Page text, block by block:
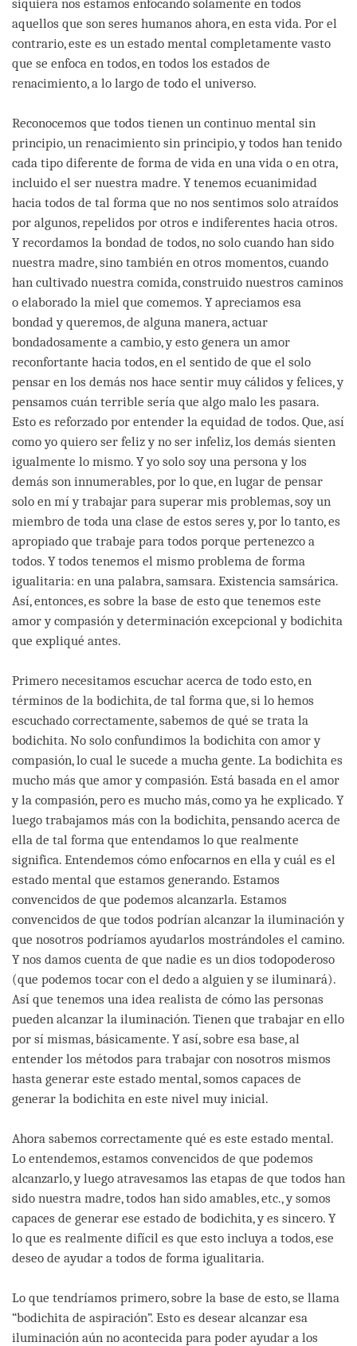
siquiera nos estamos enfocando solamente en todos
aquellos que son seres humanos ahora, en esta vida. Por el
contrario, este es un estado mental completamente vasto
que se enfoca en todos, en todos los estados de
renacimiento, a lo largo de todo el universo.
Reconocemos que todos tienen un continuo mental sin
principio, un renacimiento sin principio, y todos han tenido
cada tipo diferente de forma de vida en una vida o en otra,
incluido el ser nuestra madre. Y tenemos ecuanimidad
hacia todos de tal forma que no nos sentimos solo atraídos
por algunos, repelidos por otros e indiferentes hacia otros.
Y recordamos la bondad de todos, no solo cuando han sido
nuestra madre, sino también en otros momentos, cuando
han cultivado nuestra comida, construido nuestros caminos
o elaborado la miel que comemos. Y apreciamos esa
bondad y queremos, de alguna manera, actuar
bondadosamente a cambio, y esto genera un amor
reconfortante hacia todos, en el sentido de que el solo
pensar en los demás nos hace sentir muy cálidos y felices, y
pensamos cuán terrible sería que algo malo les pasara.
Esto es reforzado por entender la equidad de todos. Que, así
como yo quiero ser feliz y no ser infeliz, los demás sienten
igualmente lo mismo. Y yo solo soy una persona y los
demás son innumerables, por lo que, en lugar de pensar
solo en mí y trabajar para superar mis problemas, soy un
miembro de toda una clase de estos seres y, por lo tanto, es
apropiado que trabaje para todos porque pertenezco a
todos. Y todos tenemos el mismo problema de forma
igualitaria: en una palabra, samsara. Existencia samsárica.
Así, entonces, es sobre la base de esto que tenemos este
amor y compasión y determinación excepcional y bodichita
que expliqué antes.
Primero necesitamos escuchar acerca de todo esto, en
términos de la bodichita, de tal forma que, si lo hemos
escuchado correctamente, sabemos de qué se trata la
bodichita. No solo confundimos la bodichita con amor y
compasión, lo cual le sucede a mucha gente. La bodichita es
mucho más que amor y compasión. Está basada en el amor
y la compasión, pero es mucho más, como ya he explicado. Y
luego trabajamos más con la bodichita, pensando acerca de
ella de tal forma que entendamos lo que realmente
significa. Entendemos cómo enfocarnos en ella y cuál es el
estado mental que estamos generando. Estamos
convencidos de que podemos alcanzarla. Estamos
convencidos de que todos podrían alcanzar la iluminación y
que nosotros podríamos ayudarlos mostrándoles el camino.
Y nos damos cuenta de que nadie es un dios todopoderoso
(que podemos tocar con el dedo a alguien y se iluminará).
Así que tenemos una idea realista de cómo las personas
pueden alcanzar la iluminación. Tienen que trabajar en ello
por sí mismas, básicamente. Y así, sobre esa base, al
entender los métodos para trabajar con nosotros mismos
hasta generar este estado mental, somos capaces de
generar la bodichita en este nivel muy inicial.
Ahora sabemos correctamente qué es este estado mental.
Lo entendemos, estamos convencidos de que podemos
alcanzarlo, y luego atravesamos las etapas de que todos han
sido nuestra madre, todos han sido amables, etc., y somos
capaces de generar ese estado de bodichita, y es sincero. Y
lo que es realmente difícil es que esto incluya a todos, ese
deseo de ayudar a todos de forma igualitaria.
Lo que tendríamos primero, sobre la base de esto, se llama
“bodichita de aspiración”. Esto es desear alcanzar esa
iluminación aún no acontecida para poder ayudar a los